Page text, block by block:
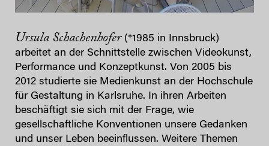
Ursula Schachenhofer (*1985 in Innsbruck)
arbeitet an der Schnittstelle zwischen Videokunst,
Performance und Konzeptkunst. Von 2005 bis
2012 studierte sie Medienkunst an der Hochschule
für Gestaltung in Karlsruhe. In ihren Arbeiten
beschäftigt sie sich mit der Frage, wie
gesellschaftliche Konventionen unsere Gedanken
und unser Leben beeinflussen. Weitere Themen